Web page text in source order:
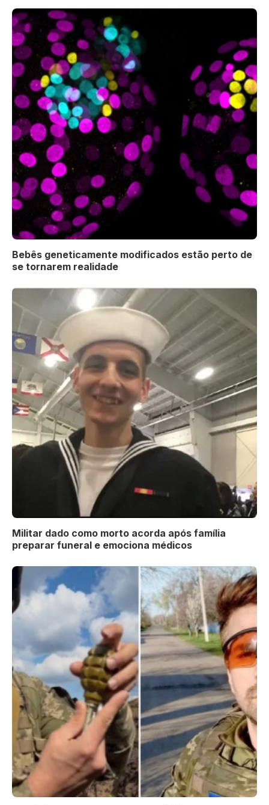
Bebês geneticamente modificados estão perto de
se tornarem realidade
Militar dado como morto acorda após família
preparar funeral e emociona médicos